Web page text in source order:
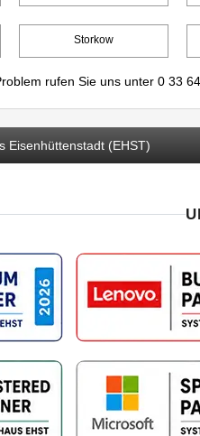
Storkow
rufen Sie uns unter 0 33
Eisenhüttenstadt (EHST)